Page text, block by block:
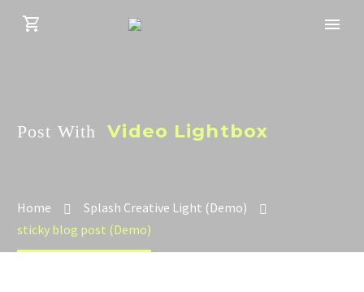
Post With Video Lightbox
Home
Splash Creative Light (Demo)
sticky blog post (Demo)